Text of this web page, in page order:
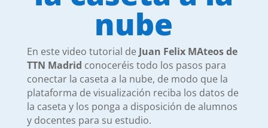
nube
En este video tutorial de Juan Felix MAteos de
TTN Madrid conoceréis todo los pasos para
conectar la caseta a la nube, de modo que la
plataforma de visualización reciba los datos de
la caseta y los ponga a disposición de alumnos
y docentes para su estudio.